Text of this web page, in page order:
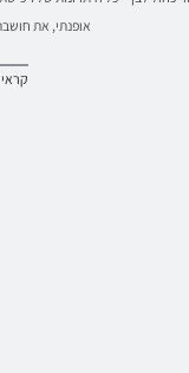
אופנתי, את